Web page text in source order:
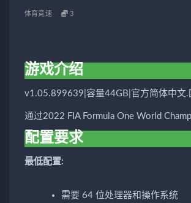
体育竞速 3
游戏介绍
v1.05.899639|容量44GB|官方简体中文
通过2022 FIA Formula One World
配置要求
最低配置:
需要 64 位处理器和操作系统